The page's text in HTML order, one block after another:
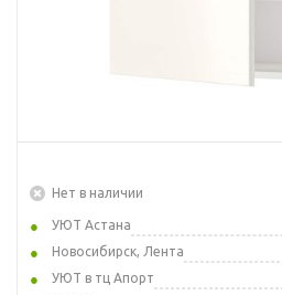
Нет в наличии
УЮТ Астана
Новосибирск, Лента
УЮТ в тц Апорт